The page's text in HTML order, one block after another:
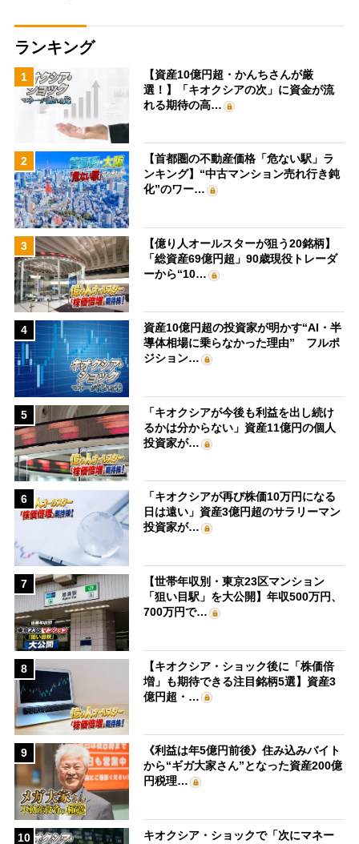
ランキング
1
【資産10億円超・かんちさんが厳
選！】「キオクシアの次」に資金が流
れる期待の高…
2
【首都圏の不動産価格「危ない駅」ラ
ンキング】“中古マンション売れ行き鈍
化”のワー…
3
【億り人オールスターが狙う20銘柄】
「総資産69億円超」90歳現役トレーダ
ーから“10…
4
資産10億円超の投資家が明かす“AI・半
導体相場に乗らなかった理由” フルポ
ジション…
5
「キオクシアが今後も利益を出し続け
るかは分からない」資産11億円の個人
投資家が…
6
「キオクシアが再び株価10万円になる
日は遠い」資産3億円超のサラリーマン
投資家が…
7
【世帯年収別・東京23区マンション
「狙い目駅」を大公開】年収500万円、
700万円で…
8
【キオクシア・ショック後に「株価倍
増」も期待できる注目銘柄5選】資産3
億円超・…
9
《利益は年5億円前後》住み込みバイト
から“ギガ大家さん”となった資産200億
円税理…
10
キオクシア・ショックで「次にマネー